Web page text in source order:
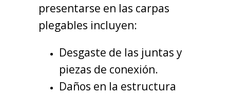
presentarse en las carpas
plegables incluyen:
Desgaste de las juntas y
piezas de conexión.
Daños en la estructura